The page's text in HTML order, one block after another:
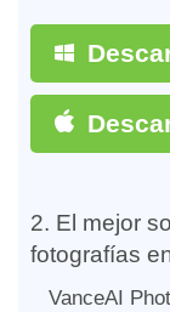
2. El mejor
fotografías
VanceAI